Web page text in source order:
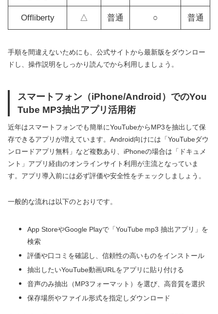
Offliberty △ 普通 ○ 普通
手順を間違えないためにも、公式サイトから最新版をダウンロー
ドし、操作説明をしっかり読んでから利用しましょう。
スマートフォン（iPhone/Android）でのYou
Tube MP3抽出アプリ活用術
近年はスマートフォンでも簡単にYouTubeからMP3を抽出して保
存できるアプリが増えています。Android向けには「YouTubeダウ
ンロードアプリ無料」など複数あり、iPhoneの場合は「ドキュメ
ント」アプリ経由のオンラインサイト利用が主流となっていま
す。アプリ導入前には必ず評価や安全性をチェックしましょう。
一般的な流れは以下のとおりです。
App StoreやGoogle Playで「YouTube mp3 抽出アプリ」を
検索
評価や口コミを確認し、信頼性の高いものをインストール
抽出したいYouTube動画URLをアプリに貼り付ける
音声のみ抽出（MP3フォーマット）を選び、高音質を選択
保存場所やファイル形式を指定しダウンロード